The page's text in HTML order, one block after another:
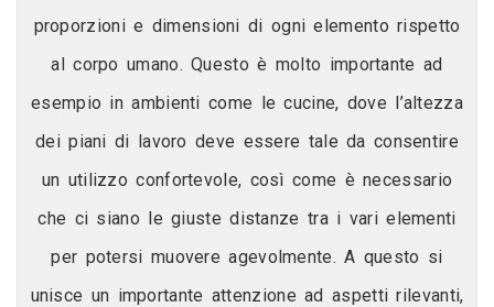
proporzioni e dimensioni di ogni elemento rispetto
al corpo umano. Questo è molto importante ad
esempio in ambienti come le cucine, dove l’altezza
dei piani di lavoro deve essere tale da consentire
un utilizzo confortevole, così come è necessario
che ci siano le giuste distanze tra i vari elementi
per potersi muovere agevolmente. A questo si
unisce un importante attenzione ad aspetti rilevanti,